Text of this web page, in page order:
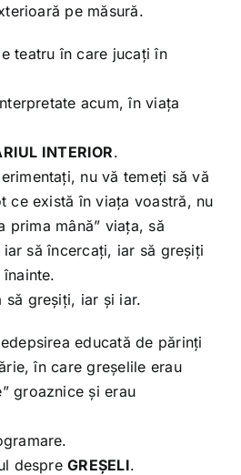
pe măsură.
teatru în care jucați în
acum, în viața
INTERIOR.
nu vă temeți să vă
ce există în viața voastră, nu
prima mână” viața, să
să încercați, iar să greșiți
să greșiți, iar și iar.
educată de părinți
în care greșelile erau
groaznice și erau
despreGREȘELI.